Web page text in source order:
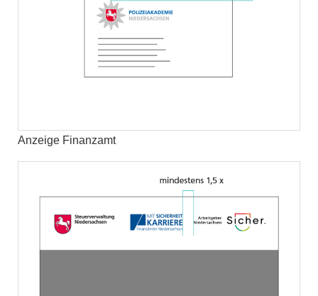
Anzeige Finanzamt